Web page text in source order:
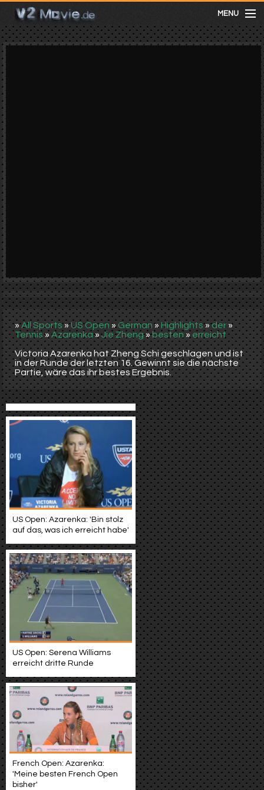
MENU
meist gesehen
Video suchen
»All Sports»US Open»German»Highlights»der»
Tennis» Azarenka»Jie Zheng»besten » erreicht
Victoria Azarenka hat Zheng Schi geschlagen und ist
in der Runde der letzten 16. Gewinnt sie die nächste
Partie, wäre das ihr bestes Ergebnis.
US Open: Azarenka: 'Bin stolz
auf das, was ich erreicht habe'
US Open: Serena Williams
erreicht dritte Runde
French Open: Azarenka:
'Meine besten French Open
bisher'